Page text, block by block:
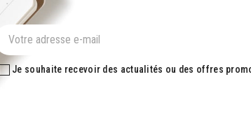
Je souhaite recevoir des actualités ou des offres